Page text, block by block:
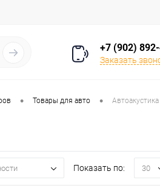
+7 (902)
Заказать
• Товары для авто • Автоакустика
Показать по: 30